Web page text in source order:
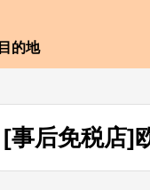
目的地
[事后免税店]